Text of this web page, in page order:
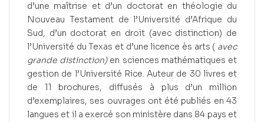
d’une maîtrise et d’un doctorat en théologie du
Nouveau Testament de l’Université d’Afrique du
Sud, d’un doctorat en droit (avec distinction) de
l’Université du Texas et d’une licence ès arts ( avec
grande distinction)en sciences mathématiques et
gestion de l’Université Rice. Auteur de 30 livres et
de 11 brochures, diffusés à plus d’un million
d’exemplaires, ses ouvrages ont été publiés en 43
langues et il a exercé son ministère dans 84 pays et